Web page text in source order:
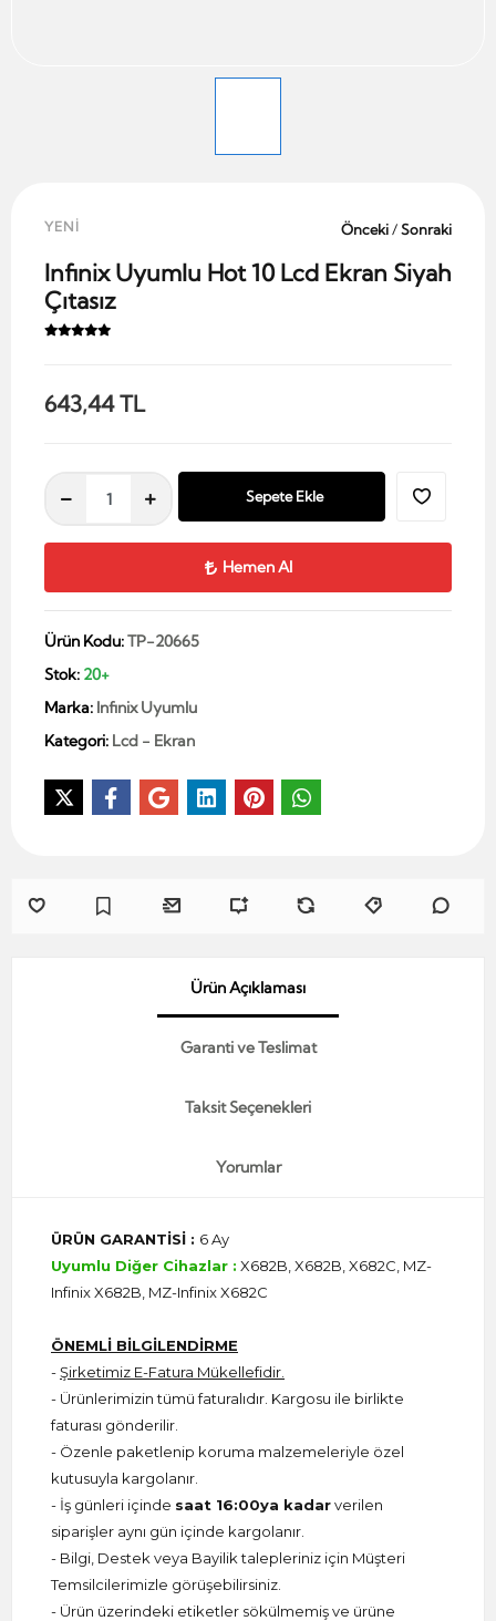
YENİ Önceki/Sonraki
Infinix Uyumlu Hot 10 Lcd Ekran Siyah
Çıtasız
643,44 TL
Sepete Ekle
Hemen Al
Ürün Kodu:TP-20665
Stok: 20+
Marka: Infinix Uyumlu
Kategori: Lcd - Ekran
Ürün Açıklaması
Garanti ve Teslimat
Taksit Seçenekleri
Yorumlar
ÜRÜN GARANTİSİ : 6 Ay
Uyumlu Diğer Cihazlar : X682B, X682B, X682C, MZ-
Infinix X682B, MZ-Infinix X682C
ÖNEMLİ BİLGİLENDİRME
-Şirketimiz E-Fatura Mükellefidir.
- Ürünlerimizin tümü faturalıdır. Kargosu ile birlikte
faturası gönderilir.
- Özenle paketlenip koruma malzemeleriyle özel
kutusuyla kargolanır.
- İş günleri içinde saat 16:00ya kadarverilen
siparişler aynı gün içinde kargolanır.
- Bilgi, Destek veya Bayilik talepleriniz için Müşteri
Temsilcilerimizle görüşebilirsiniz.
- Ürün üzerindeki etiketler sökülmemiş ve ürüne